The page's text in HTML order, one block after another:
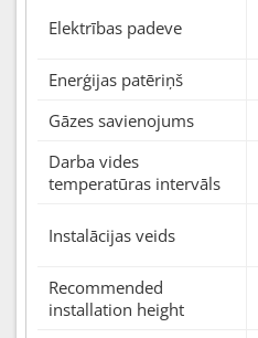
Elektrības padeve
Enerģijas patēriņš
Gāzes savienojums
Darba vides
temperatūras intervāls
Instalācijas veids
Recommended
installation height